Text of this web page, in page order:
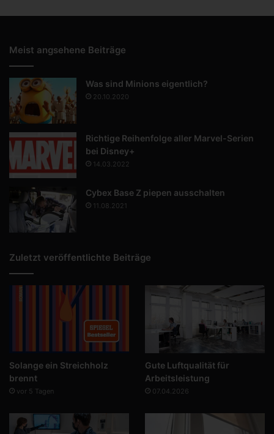
Meist angsehene Beiträge
Was sind Minions eigentlich?
20.10.2020
Richtige Reihenfolge aller Marvel-Serien
bei Disney+
14.03.2022
Cybex Base Z piepen ausschalten
11.08.2021
Zuletzt veröffentlichte Beiträge
Solange ein Streichholz
brennt
vor 5 Tagen
Gute Luftqualität für
Arbeitsleistung
07.04.2026